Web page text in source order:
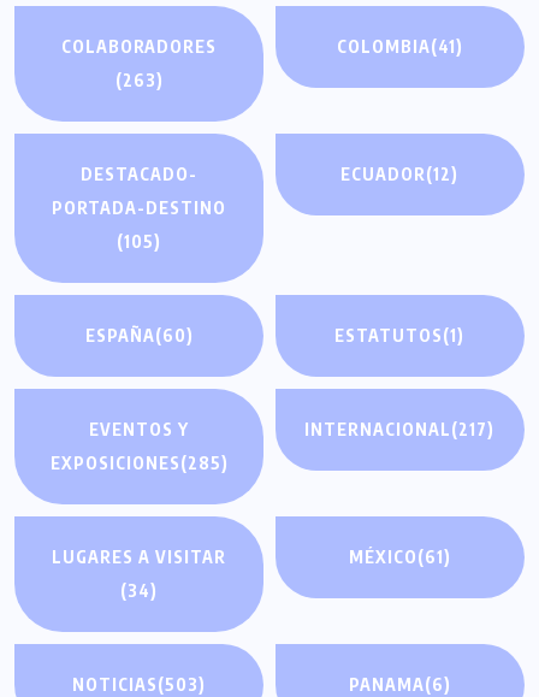
COLABORADORES
(263)
COLOMBIA(41)
DESTACADO-
PORTADA-DESTINO
(105)
ECUADOR(12)
ESPAÑA(60) ESTATUTOS(1)
EVENTOS Y
EXPOSICIONES(285)
INTERNACIONAL(217)
LUGARES A VISITAR
(34)
MÉXICO(61)
NOTICIAS(503) PANAMA(6)